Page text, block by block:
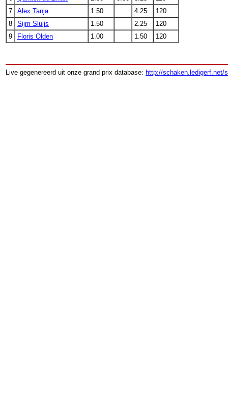
7
Alex Tanja 1.50 4.25
120
8
Sijm Sluijs 1.50 2.25
120
9
Floris Olden 1.00 1.50 120
Live gegenereerd uit onze grand prix database: http://schaken.ledigerf.net/